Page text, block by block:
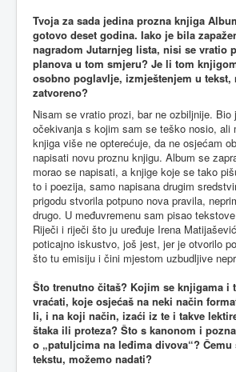
Tvoja za sada jedina prozna knjiga
gotovo deset godina. Iako je bila
nagradom Jutarnjeg lista, nisi se vratio
planova u tom smjeru? Je li tom
osobno poglavlje, izmještenjem u tekst,
zatvoreno?
Nisam se vratio prozi, bar ne ozbiljnije. Bio
očekivanja s kojim sam se teško nosio, ali
knjiga više ne opterećuje, da ne osjećam
napisati novu proznu knjigu. Album se
morao se napisati, a knjige koje se tako
to i poezija, samo napisana drugim
prigodu stvorila potpuno nova pravila,
drugo. U međuvremenu sam pisao
Riječi i riječi što ju uređuje Irena
poticajno iskustvo, još jest, jer je otvorilo
što tu emisiju i čini mjestom uzbudljive
Što trenutno čitaš? Kojim se knjigama i
vraćati, koje osjećaš na neki način
li, i na koji način, izaći iz te i takve
štaka ili proteza? Što s kanonom i
o „patuljcima na leđima divova“? Čemu
tekstu, možemo nadati?